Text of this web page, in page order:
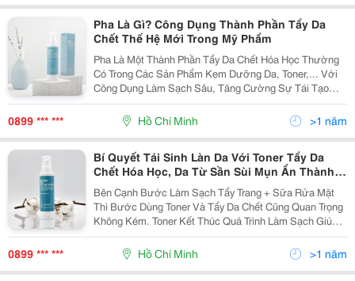
Pha Là Gì? Công Dụng Thành Phần Tẩy Da
Chết Thế Hệ Mới Trong Mỹ Phẩm
Pha Là Một Thành Phần Tẩy Da Chết Hóa Học Thường
Có Trong Các Sản Phẩm Kem Dưỡng Da, Toner,... Với
Công Dụng Làm Sạch Sâu, Tăng Cường Sự Tái Tạo
Của Tế Bào Da. So Với Các Thành Phần Tẩy Da Chết
Tương Tự Khác, Pha Ít Gây Kích Ứng Hơn Và Phù Hợp
0899 *** *** Hồ Chí Minh >1 năm
Bí Quyết Tái Sinh Làn Da Với Toner Tẩy Da
Chết Hóa Học, Da Từ Sần Sùi Mụn Ẩn Thành
Láng Mịn
Bên Cạnh Bước Làm Sạch Tẩy Trang + Sữa Rửa Mặt
Thì Bước Dùng Toner Và Tẩy Da Chết Cũng Quan Trọng
Không Kém. Toner Kết Thúc Quá Trình Làm Sạch Giúp
Làn Da Sạch Sâu Mềm Mại Mịn Màng Hơn, Tẩy Da Chết
Loại Bỏ Lớp Sừng Lớp Da Cứng Đầu Kích Thích Da
0899 *** *** Hồ Chí Minh >1 năm